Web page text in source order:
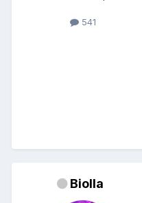
541
Biolla